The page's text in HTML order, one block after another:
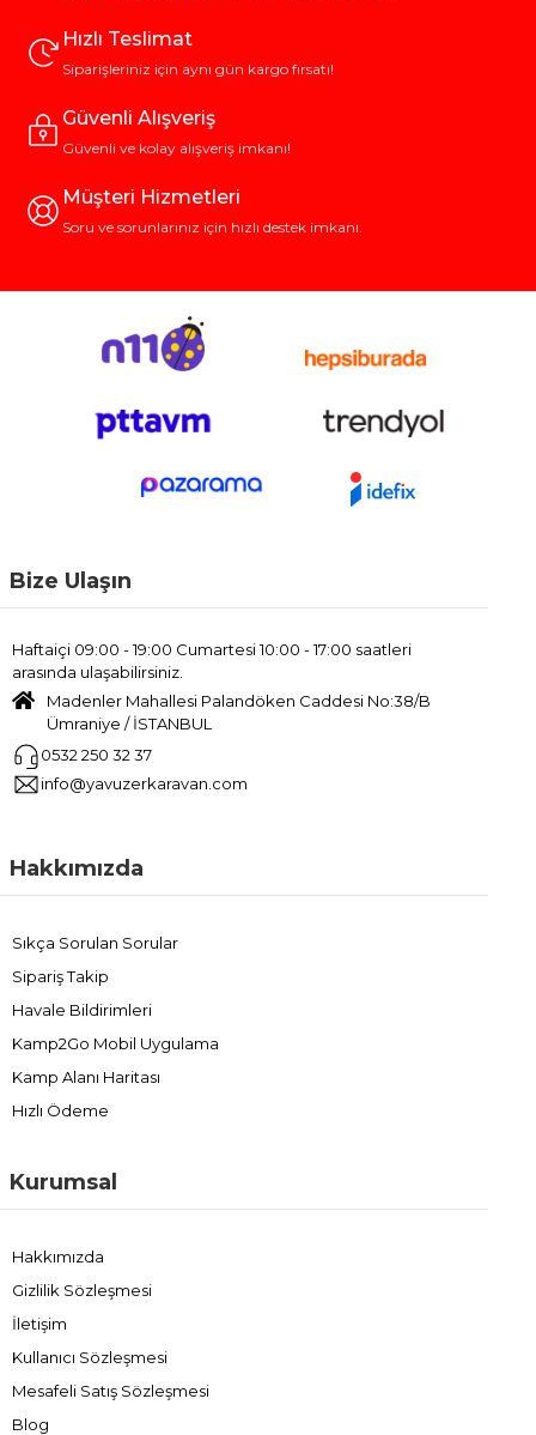
Hızlı Teslimat
Siparişleriniz için aynı gün kargo fırsatı!
Güvenli Alışveriş
Güvenli ve kolay alışveriş imkanı!
Müşteri Hizmetleri
Soru ve sorunlarınız için hızlı destek imkanı.
Bize Ulaşın
Haftaiçi 09:00 - 19:00 Cumartesi 10:00 - 17:00 saatleri
arasında ulaşabilirsiniz.
Madenler Mahallesi Palandöken Caddesi No:38/B
Ümraniye / İSTANBUL
0532 250 32 37
info@yavuzerkaravan.com
Hakkımızda
Sıkça Sorulan Sorular
Sipariş Takip
Havale Bildirimleri
Kamp2Go Mobil Uygulama
Kamp Alanı Haritası
Hızlı Ödeme
Kurumsal
Hakkımızda
Gizlilik Sözleşmesi
İletişim
Kullanıcı Sözleşmesi
Mesafeli Satış Sözleşmesi
Blog